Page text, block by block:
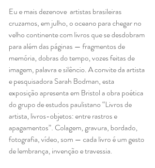
Eu e mais dezenove  artistas brasileiras
cruzamos, em julho, o oceano para chegar no
velho continente com livros que se desdobram
para além das páginas — fragmentos de
memória, dobras do tempo, vozes feitas de
imagem, palavra e silêncio. A convite da artista
e pesquisadora Sarah Bodman, esta
exposição apresenta em Bristol a obra poética
do grupo de estudos paulistano “Livros de
artista, livros-objetos: entre rastros e
apagamentos”. Colagem, gravura, bordado,
fotografia, vídeo, som — cada livro é um gesto
de lembrança, invenção e travessia.